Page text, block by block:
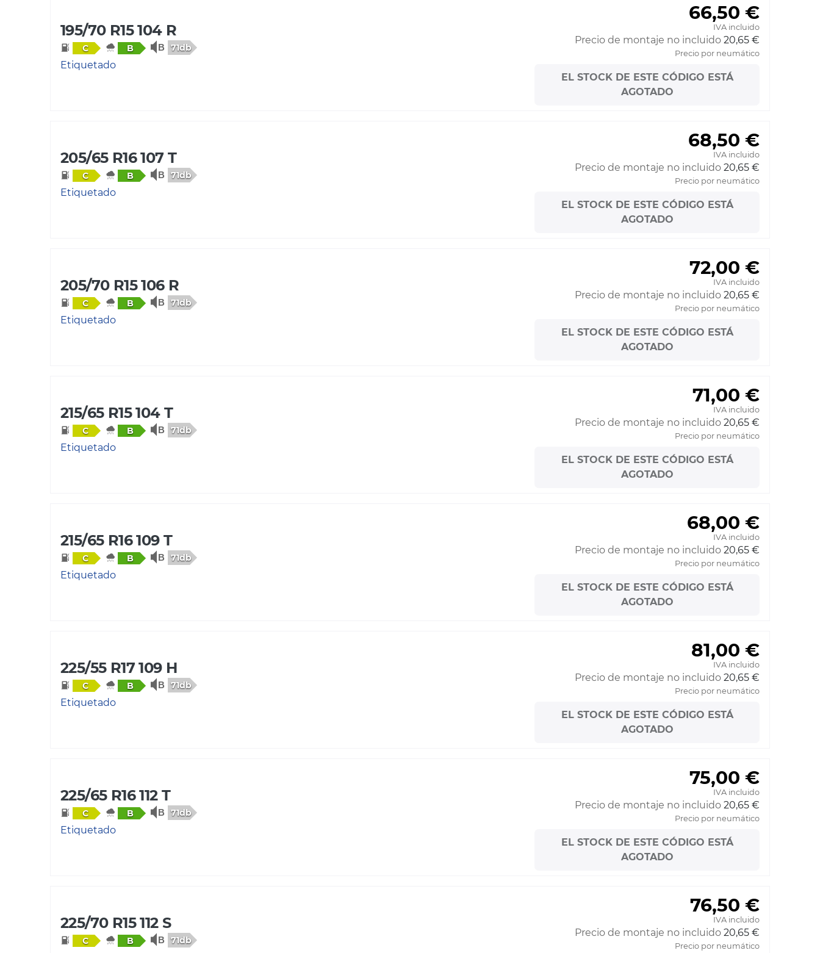
195/70 R15 104 R
C B 71db
Etiquetado
66,50 €
IVA incluido
Precio de montaje no incluido 20,65 €
Precio por neumático
EL STOCK DE ESTE CÓDIGO ESTÁ
AGOTADO
205/65 R16 107 T
C B 71db
Etiquetado
68,50 €
IVA incluido
Precio de montaje no incluido 20,65 €
Precio por neumático
EL STOCK DE ESTE CÓDIGO ESTÁ
AGOTADO
205/70 R15 106 R
C B 71db
Etiquetado
72,00 €
IVA incluido
Precio de montaje no incluido 20,65 €
Precio por neumático
EL STOCK DE ESTE CÓDIGO ESTÁ
AGOTADO
215/65 R15 104 T
C B 71db
Etiquetado
71,00 €
IVA incluido
Precio de montaje no incluido 20,65 €
Precio por neumático
EL STOCK DE ESTE CÓDIGO ESTÁ
AGOTADO
215/65 R16 109 T
C B 71db
Etiquetado
68,00 €
IVA incluido
Precio de montaje no incluido 20,65 €
Precio por neumático
EL STOCK DE ESTE CÓDIGO ESTÁ
AGOTADO
225/55 R17 109 H
C B 71db
Etiquetado
81,00 €
IVA incluido
Precio de montaje no incluido 20,65 €
Precio por neumático
EL STOCK DE ESTE CÓDIGO ESTÁ
AGOTADO
225/65 R16 112 T
C B 71db
Etiquetado
75,00 €
IVA incluido
Precio de montaje no incluido 20,65 €
Precio por neumático
EL STOCK DE ESTE CÓDIGO ESTÁ
AGOTADO
225/70 R15 112 S
C B 71db
76,50 €
IVA incluido
Precio de montaje no incluido 20,65 €
Precio por neumático